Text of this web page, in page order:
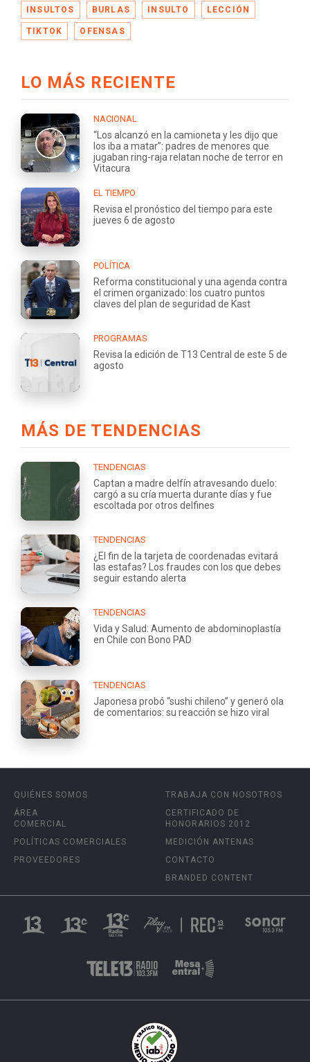
INSULTOS BURLAS INSULTO LECCIÓN
TIKTOK OFENSAS
LO MÁS RECIENTE
NACIONAL
“Los alcanzó en la camioneta y les dijo que
los iba a matar”: padres de menores que
jugaban ring-raja relatan noche de terror en
Vitacura
EL TIEMPO
Revisa el pronóstico del tiempo para este
jueves 6 de agosto
POLÍTICA
Reforma constitucional y una agenda contra
el crimen organizado: los cuatro puntos
claves del plan de seguridad de Kast
PROGRAMAS
Revisa la edición de T13 Central de este 5 de
agosto
MÁS DE TENDENCIAS
TENDENCIAS
Captan a madre delfín atravesando duelo:
cargó a su cría muerta durante días y fue
escoltada por otros delfines
TENDENCIAS
¿El fin de la tarjeta de coordenadas evitará
las estafas? Los fraudes con los que debes
seguir estando alerta
TENDENCIAS
Vida y Salud: Aumento de abdominoplastía
en Chile con Bono PAD
TENDENCIAS
Japonesa probó “sushi chileno” y generó ola
de comentarios: su reacción se hizo viral
QUIÉNES SOMOS
ÁREA
COMERCIAL
POLÍTICAS COMERCIALES
PROVEEDORES
TRABAJA CON NOSOTROS
CERTIFICADO DE
HONORARIOS 2012
MEDICIÓN ANTENAS
CONTACTO
BRANDED CONTENT